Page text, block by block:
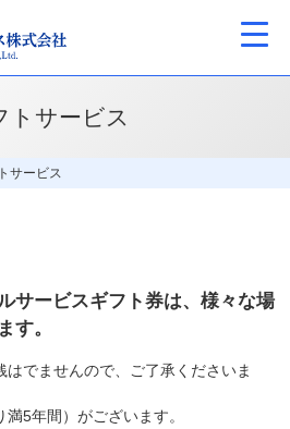
トサービス
サービス
サービスギフト券は、様々な場
す。
はでませんので、ご了承くださいま
5年間）がございます。